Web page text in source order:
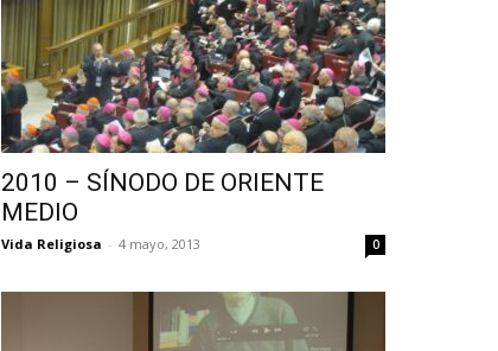
2010 – SÍNODO DE ORIENTE
MEDIO
Vida Religiosa - 4 mayo, 2013 0